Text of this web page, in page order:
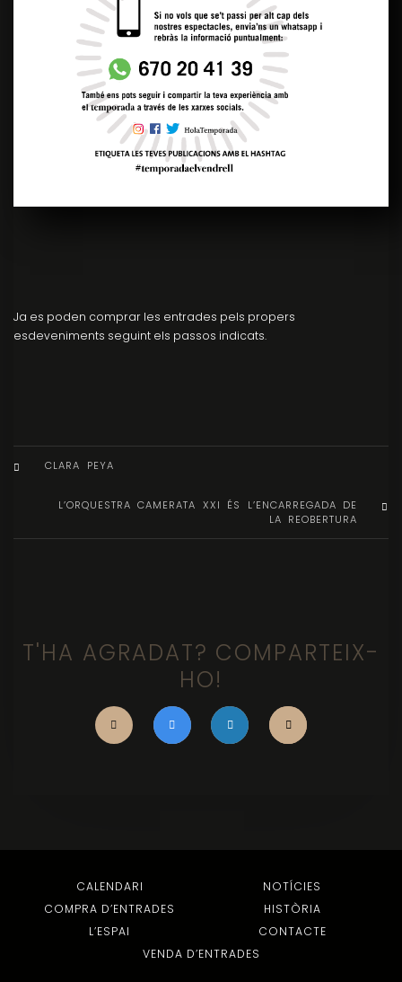
Ja es poden comprar les entrades pels propers
esdeveniments seguint els passos indicats.
CLARA PEYA
L’ORQUESTRA CAMERATA XXI ÉS L’ENCARREGADA DE
LA REOBERTURA
T'HA AGRADAT? COMPARTEIX-
HO!
CALENDARI
NOTÍCIES
COMPRA D’ENTRADES
HISTÒRIA
L’ESPAI
CONTACTE
VENDA D’ENTRADES